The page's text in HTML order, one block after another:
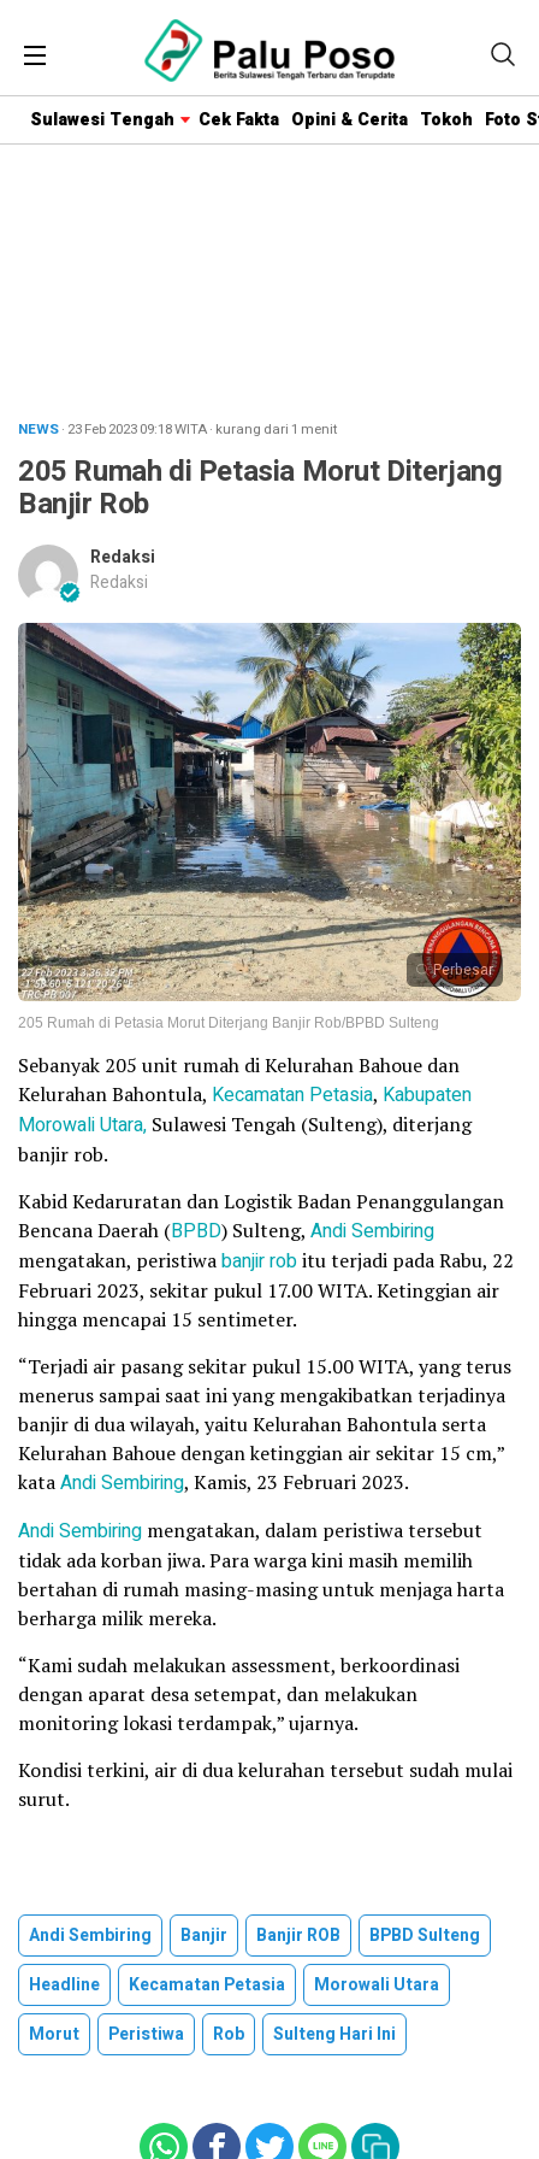
Sulawesi Tengah Cek Fakta Opini & Cerita Tokoh Foto
NEWS· 23 Feb 202309:18WITA· kurang dari 1 menit
205 Rumah di Petasia Morut Diterjang
Banjir Rob
Redaksi
Redaksi
Perbesar
205 Rumah di Petasia Morut Diterjang Banjir Rob/BPBD Sulteng
Sebanyak 205 unit rumah di Kelurahan Bahoue dan
Kelurahan Bahontula, Kecamatan Petasia, Kabupaten
Morowali Utara, Sulawesi Tengah (Sulteng), diterjang
banjir rob.
Kabid Kedaruratan dan Logistik Badan Penanggulangan
Bencana Daerah (BPBD) Sulteng, Andi Sembiring
mengatakan, peristiwabanjir robitu terjadi pada Rabu, 22
Februari 2023, sekitar pukul 17.00 WITA. Ketinggian air
hingga mencapai 15 sentimeter.
“Terjadi air pasang sekitar pukul 15.00 WITA, yang terus
menerus sampai saat ini yang mengakibatkan terjadinya
banjir di dua wilayah, yaitu Kelurahan Bahontula serta
Kelurahan Bahoue dengan ketinggian air sekitar 15 cm,”
kataAndi Sembiring, Kamis, 23 Februari 2023.
Andi Sembiring mengatakan, dalam peristiwa tersebut
tidak ada korban jiwa. Para warga kini masih memilih
bertahan di rumah masing-masing untuk menjaga harta
berharga milik mereka.
“Kami sudah melakukan assessment, berkoordinasi
dengan aparat desa setempat, dan melakukan
monitoring lokasi terdampak,” ujarnya.
Kondisi terkini, air di dua kelurahan tersebut sudah mulai
surut.
Andi Sembiring Banjir Banjir ROB
BPBD Sulteng
Headline
Kecamatan Petasia
Morowali Utara
Morut
Peristiwa Rob Sulteng Hari Ini